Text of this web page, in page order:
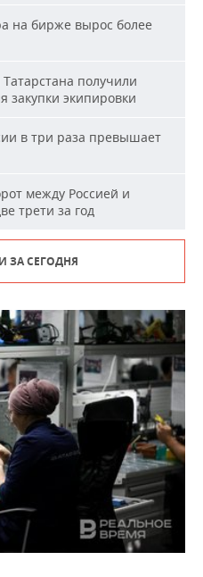
на бирже вырос более
получили
закупки экипировки
в три раза превышает
между Россией и
трети за год
ЗА СЕГОДНЯ